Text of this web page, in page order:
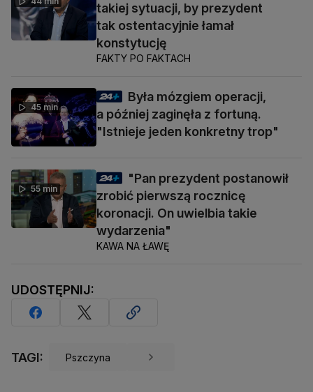
takiej sytuacji, by prezydent
tak ostentacyjnie łamał
konstytucję
FAKTY PO FAKTACH
45 min
Była mózgiem operacji,
a później zaginęła z fortuną.
"Istnieje jeden konkretny trop"
55 min
"Pan prezydent postanowił
zrobić pierwszą rocznicę
koronacji. On uwielbia takie
wydarzenia"
KAWA NA ŁAWĘ
UDOSTĘPNIJ:
TAGI: Pszczyna